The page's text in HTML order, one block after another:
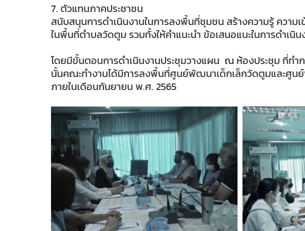
7. ตัวแทนภาคประชาชน
สนับสนุนการดำเนินงานในการลงพื้นที่ชุมชน สร้างความรู้ ความ
ในพื้นที่ตำบลวัดตูม รวมทั้งให้คำแนะนำ ข้อเสนอแนะในการดำเ
โดยมีขั้นตอนการดำเนินงานประชุมวางแผน ณ ห้องประชุม ที่ท
นั้นคณะทำงานได้มีการลงพื้นที่ศูนย์พัฒนาเด็กเล็กวัดตูมและศูนย์
ภายในเดือนกันยายน พ.ศ. 2565